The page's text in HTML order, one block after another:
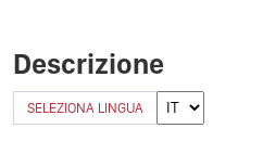
Descrizione
SELEZIONA LINGUA